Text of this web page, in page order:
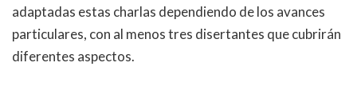
adaptadas estas charlas dependiendo de los avances
particulares, con al menos tres disertantes que cubrirán
diferentes aspectos.